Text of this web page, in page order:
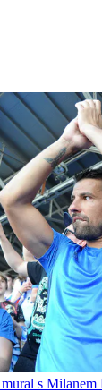
s Milanem